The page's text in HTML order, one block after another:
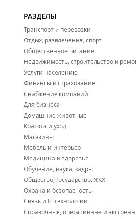
РАЗДЕЛЫ
Транспорт и перевозки
Отдых, развлечения, спорт
Общественное питание
Недвижимость, строительство и
Услуги населению
Финансы и страхование
Снабжение компаний
Для бизнеса
Домашние животные
Красота и уход
Магазины
Мебель и интерьер
Медицина и здоровье
Обучение, наука, кадры
Общество, Государство, ЖКХ
Охрана и безопасность
Связь и IT технологии
Справочные, оперативные и